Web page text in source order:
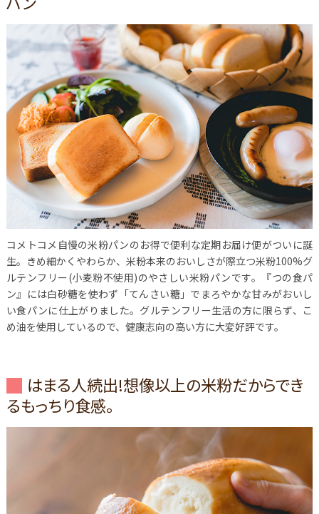
コメトコメ自慢の米粉パンのお得で便利な定期お届け便がついに誕
生。きめ細かくやわらか、米粉本来のおいしさが際立つ米粉100%グ
ルテンフリー(小麦粉不使用)のやさしい米粉パンです。『つの食パ
ン』には白砂糖を使わず「てんさい糖」でまろやかな甘みがおいし
い食パンに仕上がりました。グルテンフリー生活の方に限らず、こ
め油を使用しているので、健康志向の高い方に大変好評です。
はまる人続出!想像以上の米粉だからでき
るもっちり食感。